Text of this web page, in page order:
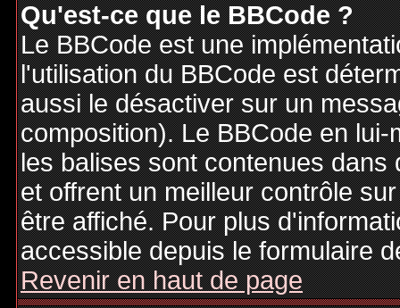
Qu'est-ce que le BBCode ?
Le BBCode est une
l'utilisation du BBCode est
aussi le désactiver sur un
composition). Le BBCode en
les balises sont contenues
et offrent un meilleur contrôle
être affiché. Pour plus
accessible depuis le formulaire
Revenir en haut de page